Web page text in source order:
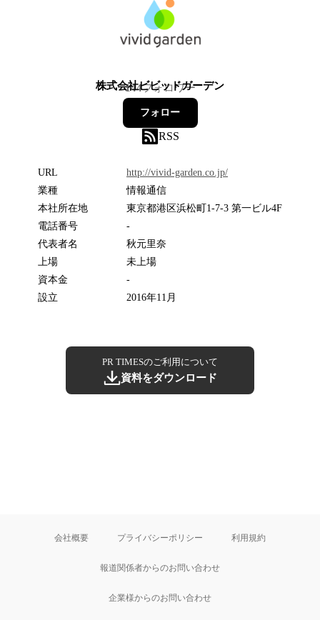
株式会社ビビッドガーデン
144フォロワー
フォロー
RSS
URL
http://vivid-garden.co.jp/
業種
情報通信
本社所在地
東京都港区浜松町1-7-3 第一ビル4F
電話番号
-
代表者名
秋元里奈
上場
未上場
資本金
-
設立
2016年11月
PR TIMESのご利用について
資料をダウンロード
会社概要 プライバシーポリシー 利用規約
報道関係者からのお問い合わせ
企業様からのお問い合わせ